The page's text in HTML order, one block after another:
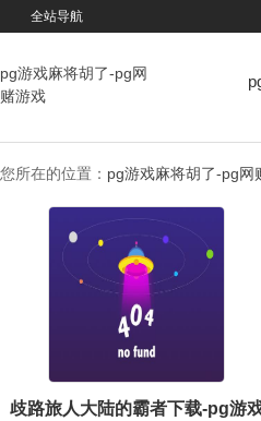
全站导航
pg游戏麻将胡了-pg网
赌游戏
您所在的位置： pg游戏麻将胡了-pg网
歧路旅人大陆的霸者下载-pg游